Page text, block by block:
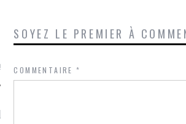
TWITTER
@Isa_Monrozier
ARCACHON
SOYEZ LE PREMIER À
COMMENTAIRE*